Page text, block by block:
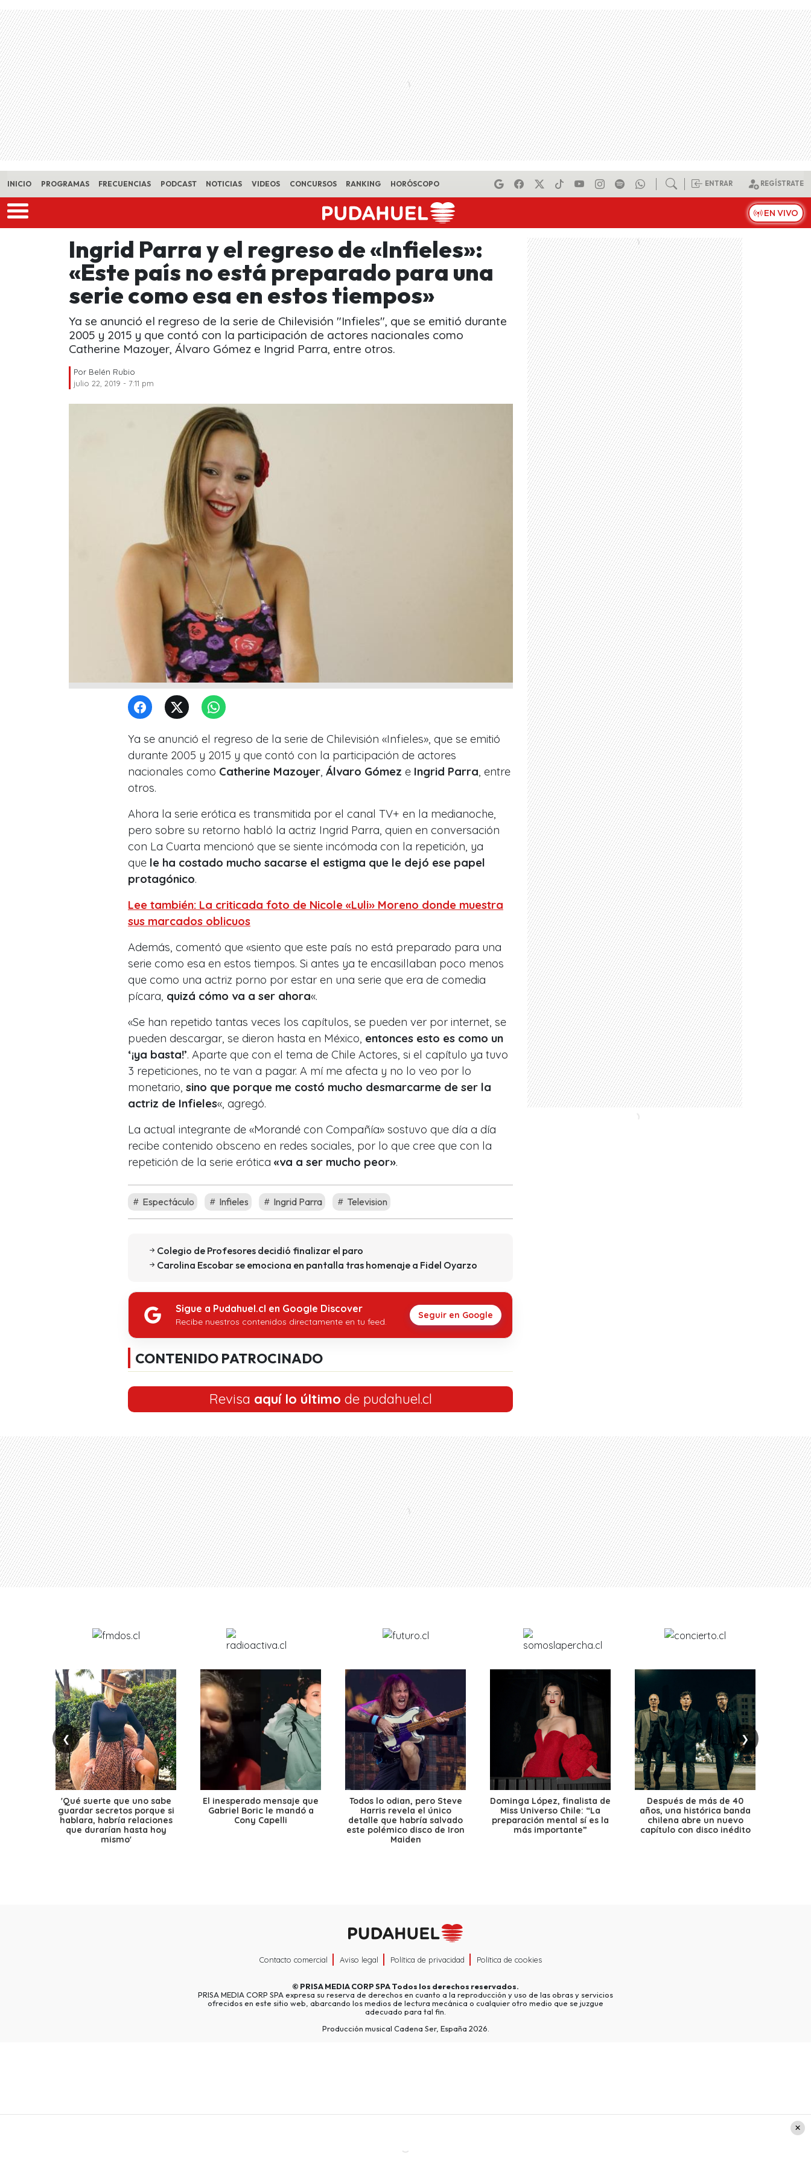
Skip to main content
INICIO PROGRAMAS FRECUENCIAS PODCAST NOTICIAS VIDEOS CONCURSOS RANKING HORÓSCOPO ENTRAR REGÍSTRATE
EN VIVO
Ingrid Parra y el regreso de «Infieles»:
«Este país no está preparado para una
serie como esa en estos tiempos»
Ya se anunció el regreso de la serie de Chilevisión "Infieles", que se emitió durante
2005 y 2015 y que contó con la participación de actores nacionales como
Catherine Mazoyer, Álvaro Gómez e Ingrid Parra, entre otros.
Por Belén Rubio
julio 22, 2019 - 7:11 pm
Ya se anunció el regreso de la serie de Chilevisión «Infieles», que se emitió
durante 2005 y 2015 y que contó con la participación de actores
nacionales como Catherine Mazoyer, Álvaro Gómez e Ingrid Parra, entre
otros.
Ahora la serie erótica es transmitida por el canal TV+ en la medianoche,
pero sobre su retorno habló la actriz Ingrid Parra, quien en conversación
con La Cuarta mencionó que se siente incómoda con la repetición, ya
que le ha costado mucho sacarse el estigma que le dejó ese papel
protagónico.
Lee también: La criticada foto de Nicole «Luli» Moreno donde muestra
sus marcados oblicuos
Además, comentó que «siento que este país no está preparado para una
serie como esa en estos tiempos. Si antes ya te encasillaban poco menos
que como una actriz porno por estar en una serie que era de comedia
pícara, quizá cómo va a ser ahora«.
«Se han repetido tantas veces los capítulos, se pueden ver por internet, se
pueden descargar, se dieron hasta en México, entonces esto es como un
‘¡ya basta!’. Aparte que con el tema de Chile Actores, si el capítulo ya tuvo
3 repeticiones, no te van a pagar. A mí me afecta y no lo veo por lo
monetario, sino que porque me costó mucho desmarcarme de ser la
actriz de Infieles«, agregó.
La actual integrante de «Morandé con Compañía» sostuvo que día a día
recibe contenido obsceno en redes sociales, por lo que cree que con la
repetición de la serie erótica «va a ser mucho peor».
Espectáculo Infieles Ingrid Parra Television
Colegio de Profesores decidió finalizar el paro
Carolina Escobar se emociona en pantalla tras homenaje a Fidel Oyarzo
Sigue a Pudahuel.cl en Google Discover
Recibe nuestros contenidos directamente en tu feed.
Seguir en Google
CONTENIDO PATROCINADO
Revisa aquí lo último de pudahuel.cl
❮ ❯
'Qué suerte que uno sabe
guardar secretos porque si
hablara, habría relaciones
que durarían hasta hoy
mismo'
El inesperado mensaje que
Gabriel Boric le mandó a
Cony Capelli
Todos lo odian, pero Steve
Harris revela el único
detalle que habría salvado
este polémico disco de Iron
Maiden
Dominga López, finalista de
Miss Universo Chile: “La
preparación mental sí es la
más importante”
Después de más de 40
años, una histórica banda
chilena abre un nuevo
capítulo con disco inédito
Contacto comercial Aviso legal Política de privacidad Política de cookies
© PRISA MEDIA CORP SPATodos los derechos reservados.
PRISA MEDIA CORP SPA expresa su reserva de derechos en cuanto a la reproducción y uso de las obras y servicios
ofrecidos en este sitio web, abarcando los medios de lectura mecánica o cualquier otro medio que se juzgue
adecuado para tal fin.
Producción musical Cadena Ser, España 2026.